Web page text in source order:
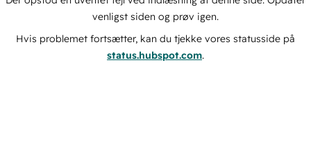
venligst siden og prøv igen.
Hvis problemet fortsætter, kan du tjekke vores statusside på
status.hubspot.com.